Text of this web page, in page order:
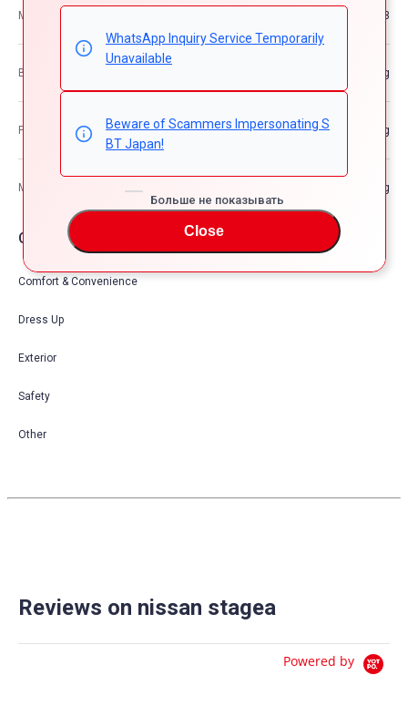
WhatsApp Inquiry Service Temporarily
Unavailable
Beware of Scammers Impersonating S
BT Japan!
Больше не показывать
Close
М3 12.93
Вес автомобиля —kg
Разрешенная максимальная масса транспортного средства —kg
Максимальная грузоподъемность —kg
Опции автомобия
Comfort & Convenience
Dress Up
Exterior
Safety
Other
Reviews on nissan stagea
Powered by